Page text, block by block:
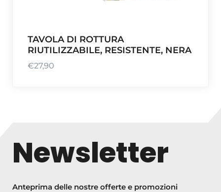
TAVOLA DI ROTTURA
RIUTILIZZABILE, RESISTENTE, NERA
€27,90
Newsletter
Anteprima delle nostre offerte e promozioni